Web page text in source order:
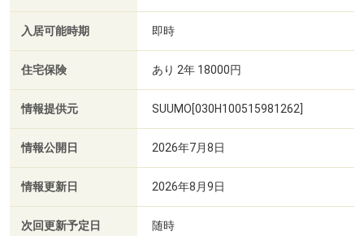
入居可能時期 即時
住宅保険 あり 2年 18000円
情報提供元 SUUMO[030H100515981262]
情報公開日 2026年7月8日
情報更新日 2026年8月9日
次回更新予定日 随時